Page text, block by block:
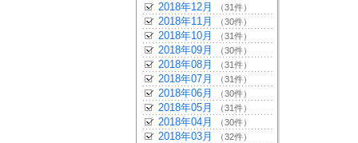
2018年12月 （31件）
2018年11月 （30件）
2018年10月 （31件）
2018年09月 （30件）
2018年08月 （31件）
2018年07月 （31件）
2018年06月 （30件）
2018年05月 （31件）
2018年04月 （30件）
2018年03月 （32件）